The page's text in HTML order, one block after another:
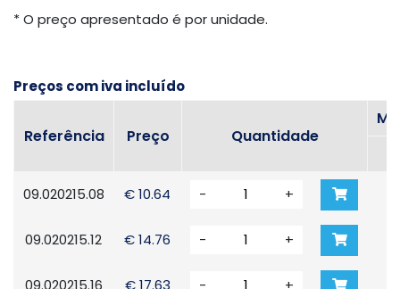
* O preço apresentado é por unidade.
Preços com iva incluído
Referência Preço Quantidade
09.020215.08 € 10.64 - +
09.020215.12 € 14.76 - +
09.020215.16 € 17.63 - +